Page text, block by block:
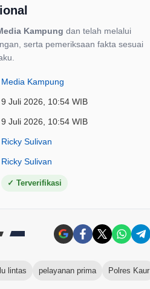
Kampung dan telah melalui
serta pemeriksaan fakta sesuai
Media Kampung
9 Juli 2026, 10:54 WIB
9 Juli 2026, 10:54 WIB
Ricky Sulivan
Ricky Sulivan
✓ Terverifikasi
lintas pelayanan prima Polres Kaur